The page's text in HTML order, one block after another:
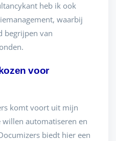
heb ik ook
waarbij
begrijpen van
voor
komt voort uit mijn
automatiseren en
biedt hier een